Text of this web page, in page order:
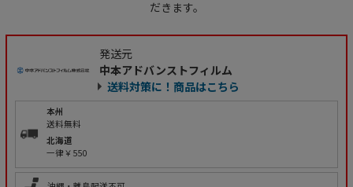
だきます。
発送元
中本アドバンストフィルム
送料対策に！商品はこちら
本州
送料無料
北海道
一律￥550